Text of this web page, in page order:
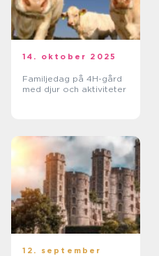
14. oktober 2025
Familjedag på 4H-gård
med djur och aktiviteter
12. september